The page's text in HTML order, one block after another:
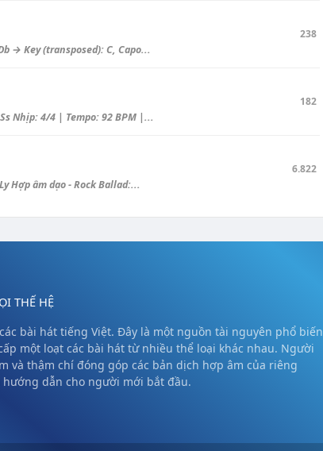
→ Key (transposed): C, Capo...
238
Nhịp: 4/4 | Tempo: 92 BPM |...
182
Hợp âm dạo - Rock Ballad:...
6.822
THẾ HỆ
bài hát tiếng Việt. Đây là một nguồn tài nguyên phổ biến
một loạt các bài hát từ nhiều thể loại khác nhau. Người
và thậm chí đóng góp các bản dịch hợp âm của riêng
hướng dẫn cho người mới bắt đầu.